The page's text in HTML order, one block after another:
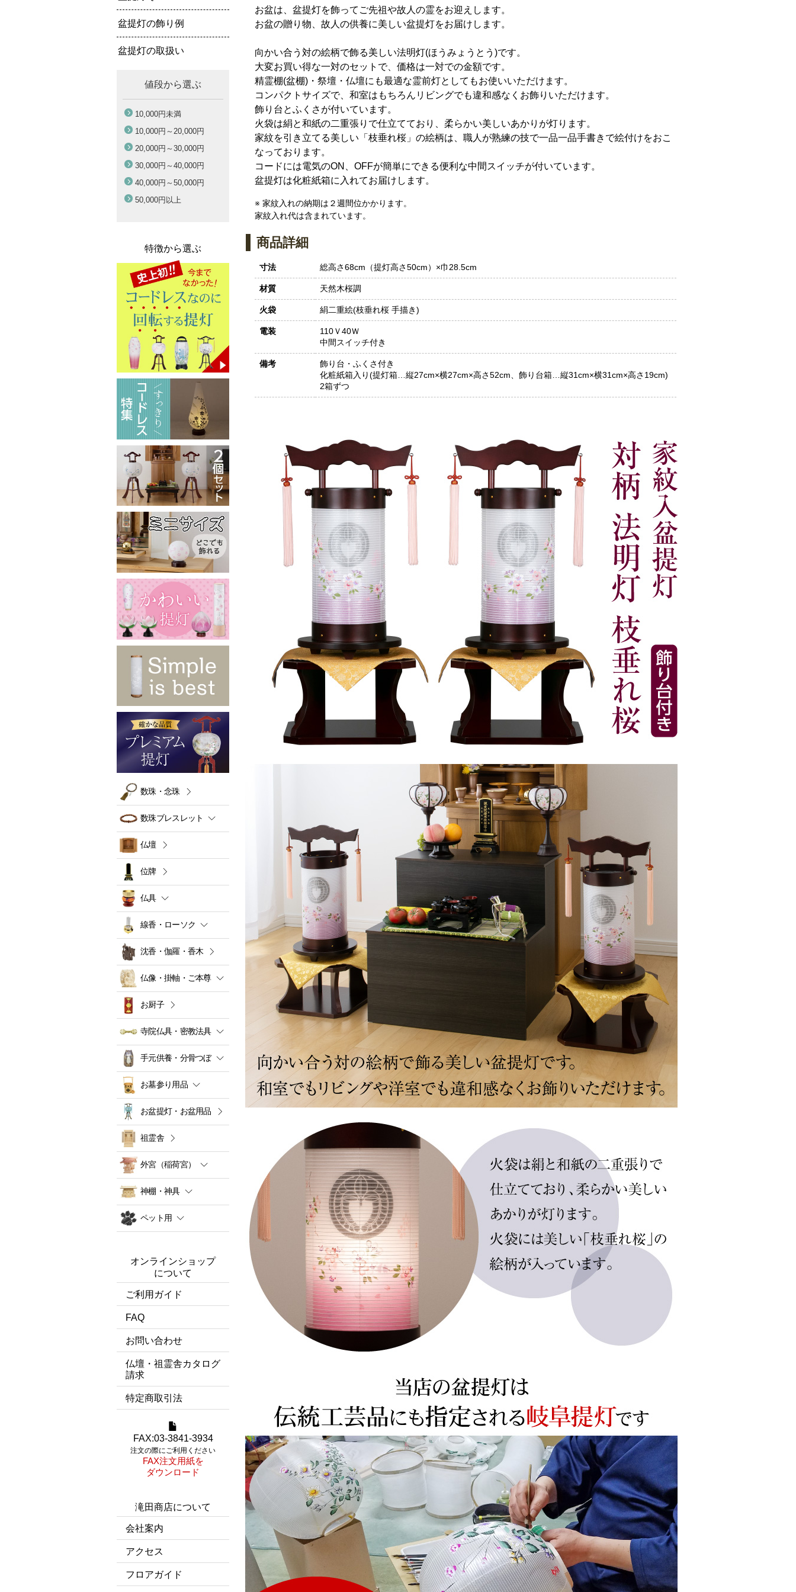
お盆は、盆提灯を飾ってご先祖や故人の霊をお迎えします。
お盆の贈り物、故人の供養に美しい盆提灯をお届けします。
向かい合う対の絵柄で飾る美しい法明灯(ほうみょうとう)です。
大変お買い得な一対のセットで、価格は一対での金額です。
精霊棚(盆棚)・祭壇・仏壇にも最適な霊前灯としてもお使いいただけます。
コンパクトサイズで、和室はもちろんリビングでも違和感なくお飾りいただけます。
飾り台とふくさが付いています。
火袋は絹と和紙の二重張りで仕立てており、柔らかい美しいあかりが灯ります。
家紋を引き立てる美しい「枝垂れ桜」の絵柄は、職人が熟練の技で一品一品手書きで絵付けをおこ
なっております。
コードには電気のON、OFFが簡単にできる便利な中間スイッチが付いています。
盆提灯は化粧紙箱に入れてお届けします。
※ 家紋入れの納期は２週間位かかります。
家紋入れ代は含まれています。
商品詳細
寸法 総高さ68cm（提灯高さ50cm）×巾28.5cm
材質 天然木桜調
火袋 絹二重絵(枝垂れ桜 手描き)
電装
110Ｖ40Ｗ
中間スイッチ付き
備考
飾り台・ふくさ付き
化粧紙箱入り(提灯箱…縦27cm×横27cm×高さ52cm、飾り台箱…縦31cm×横31cm×高さ19cm)
2箱ずつ
盆提灯の飾り例
盆提灯の取扱い
値段から選ぶ
10,000円未満
10,000円～ 20,000円
20,000円～ 30,000円
30,000円～ 40,000円
40,000円～ 50,000円
50,000円 以上
特徴から選ぶ
数珠・念珠
数珠ブレスレット
仏壇
位牌
仏具
線香・ローソク
沈香・伽羅・香木
仏像・掛軸・ご本尊
お厨子
寺院仏具・密教法具
手元供養・分骨つぼ
お墓参り用品
お盆提灯・お盆用品
祖霊舎
外宮（稲荷宮）
神棚・神具
ペット用
オンラインショップ
について
ご利用ガイド
FAQ
お問い合わせ
仏壇・祖霊舎カタログ
請求
特定商取引法
FAX:03-3841-3934
注文の際にご利用ください
FAX注文用紙を
ダウンロード
滝田商店について
会社案内
アクセス
フロアガイド